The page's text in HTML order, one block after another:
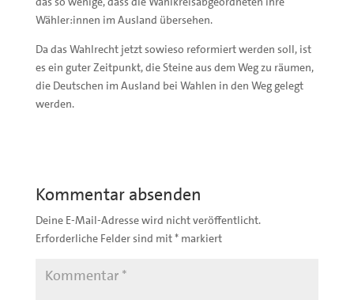
Wähler:innen im Ausland übersehen.
Da das Wahlrecht jetzt sowieso reformiert werden soll, ist
es ein guter Zeitpunkt, die Steine aus dem Weg zu räumen,
die Deutschen im Ausland bei Wahlen in den Weg gelegt
werden.
Kommentar absenden
Deine E-Mail-Adresse wird nicht veröffentlicht.
Erforderliche Felder sind mit*markiert